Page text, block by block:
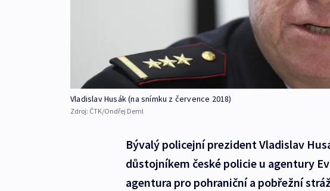
Vladislav Husák (na snímku z července 2018)
Zdroj: ČTK/Ondřej Deml
Bývalý policejní prezident Vladislav
důstojníkem české policie u agentury
agentura pro pohraniční a pobřežní